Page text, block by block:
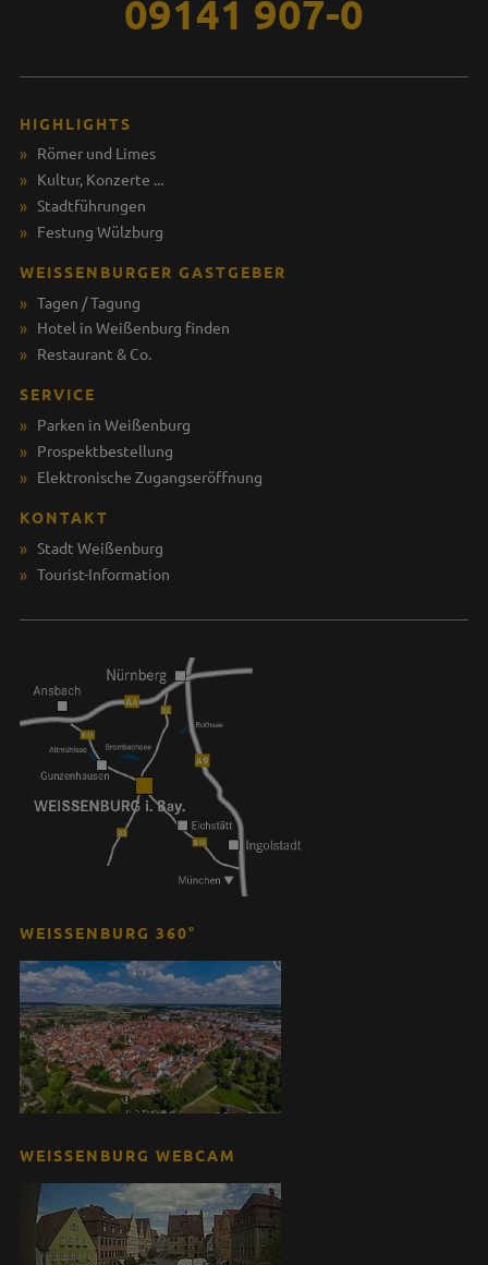
09141 907-0
HIGHLIGHTS
Römer und Limes
Kultur, Konzerte ...
Stadtführungen
Festung Wülzburg
WEISSENBURGER GASTGEBER
Tagen / Tagung
Hotel in Weißenburg finden
Restaurant & Co.
SERVICE
Parken in Weißenburg
Prospektbestellung
Elektronische Zugangseröffnung
KONTAKT
Stadt Weißenburg
Tourist-Information
WEISSENBURG 360°
WEISSENBURG WEBCAM